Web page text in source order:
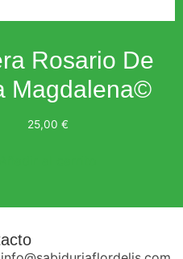
Rosario De
Magdalena©
25,00 €